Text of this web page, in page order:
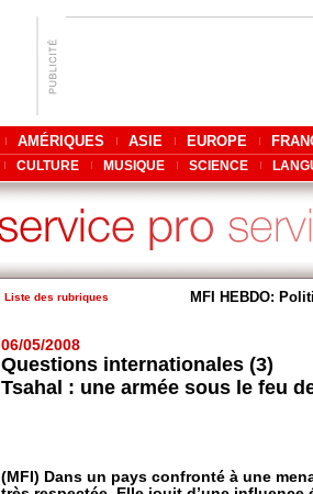
AMÉRIQUES ASIE EUROPE
CULTURE MUSIQUE SCIENCE
Liste des rubriques MFI HEBDO:
06/05/2008
Questions internationales (3)
Tsahal : une armée sous le feu
(MFI) Dans un pays confronté à une